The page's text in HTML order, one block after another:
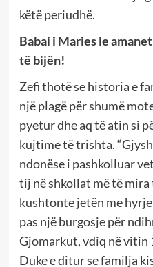
këtë periudhë.
Babai i Maries le
të bijën!
Zefi thotë se historia e
një plagë për shumë
pyetur dhe aq të atin si
kujtime të trishta.
ndonëse i pashkolluar
tij në shkollat më të mira
kushtonte jetën me
pas një burgosje për
Gjomarkut, vdiq në vitin
Duke e ditur se familja